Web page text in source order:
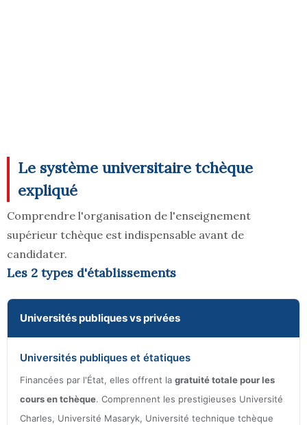
Le système universitaire tchèque
expliqué
Comprendre l'organisation de l'enseignement
supérieur tchèque est indispensable avant de
candidater.
Les 2 types d'établissements
Universités publiques vs privées
Universités publiques et étatiques
Financées par l'État, elles offrent la gratuité totale pour les
cours en tchèque. Comprennent les prestigieuses Université
Charles, Université Masaryk, Université technique tchèque